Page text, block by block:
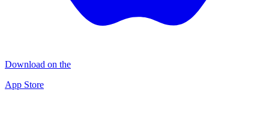
Download on the
App Store